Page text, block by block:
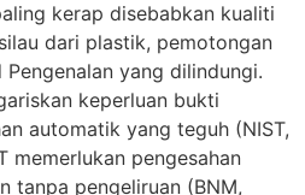
kerap disebabkan kualiti
dari plastik, pemotongan
yang dilindungi.
keperluan bukti
automatik yang teguh (NIST,
memerlukan pengesahan
tanpa pengeliruan (BNM,